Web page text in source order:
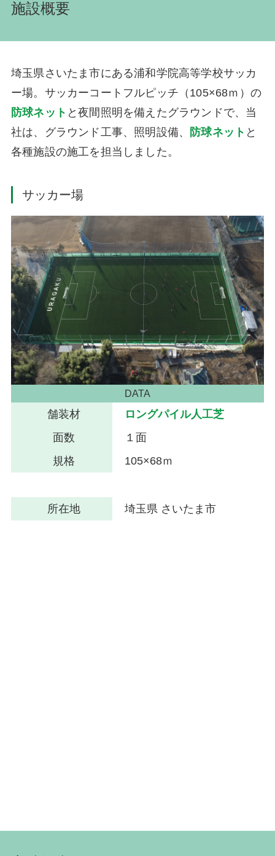
施設概要
埼玉県さいたま市にある浦和学院高等学校サッカ
ー場。サッカーコートフルピッチ（105×68ｍ）の
防球ネット と夜間照明を備えたグラウンドで、当
社は、グラウンド工事、照明設備、
防球ネット と
各種施設の施工を担当しました。
サッカー場
DATA
舗装材
ロングパイル人工芝
面数
１面
規格
105×68ｍ
所在地 埼玉県 さいたま市